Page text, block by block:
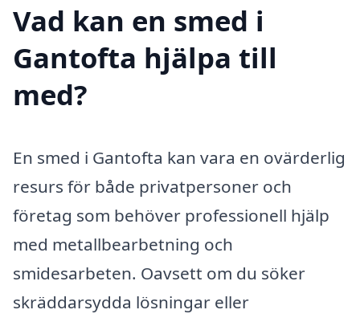
Vad kan en smed i
Gantofta hjälpa till
med?
En smed i Gantofta kan vara en ovärderlig
resurs för både privatpersoner och
företag som behöver professionell hjälp
med metallbearbetning och
smidesarbeten. Oavsett om du söker
skräddarsydda lösningar eller